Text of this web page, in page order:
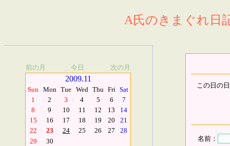
A氏のきまぐれ日
前の月 今日 次の月
2009.11
Sun Mon Tue Wed Thu Fri Sat
1
2 3 4 5 6
7
8
9 10 11 12 13
14
15
16 17 18 19 20
21
22
23 24 25 26 27
28
29
30
この日の
名前：